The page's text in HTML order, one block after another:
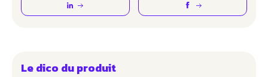
Le dico du produit